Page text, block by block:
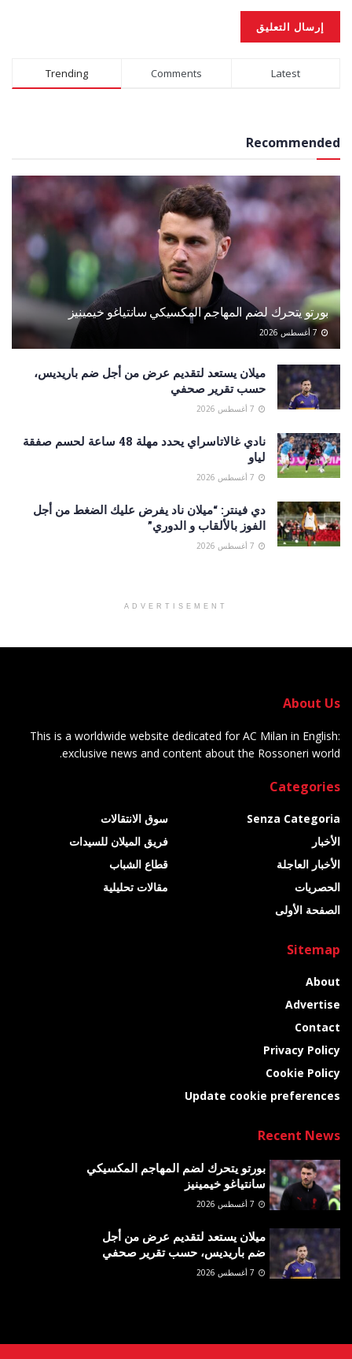
Alternative:
Trending Comments Latest
Recommended
بورتو يتحرك لضم المهاجم المكسيكي سانتياغو خيمينيز
ميلان يستعد لتقديم عرض من أجل ضم باريديس،
حسب تقرير صحفي
نادي غالاتاسراي يحدد مهلة 48 ساعة لحسم صفقة
لياو
دي فينتر: “ميلان ناد يفرض عليك الضغط من أجل
الفوز بالألقاب و الدوري”
ADVERTISEMENT
About Us
This is a worldwide website dedicated for AC Milan in English:
exclusive news and content about the Rossoneri world.
Categories
Senza Categoria
الأخبار
الأخبار العاجلة
الحصريات
الصفحة الأولى
سوق الانتقالات
فريق الميلان للسيدات
قطاع الشباب
مقالات تحليلية
Sitemap
About
Advertise
Contact
Privacy Policy
Cookie Policy
Update cookie preferences
Recent News
بورتو يتحرك لضم المهاجم المكسيكي
سانتياغو خيمينيز
ميلان يستعد لتقديم عرض من أجل
ضم باريديس، حسب تقرير صحفي